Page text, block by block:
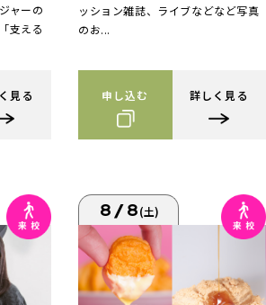
ャーの
支える
見る
ッション雑誌、ライブなどなど写真
のお...
申し込む 詳しく見る
8/8(土)